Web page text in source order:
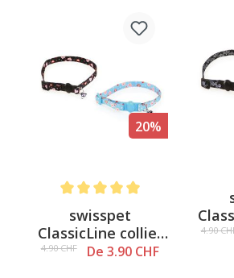
20%
Note moyenne de 5 sur 5 étoiles
swisspet
ClassicLine collier
pour chats Heart
4.90 CHF De 3.90 CHF
4.90